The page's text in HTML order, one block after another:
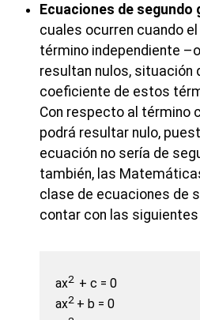
Ecuaciones de
cuales ocurren cuando el
término independiente
resultan nulos, situación
coeficiente de estos
Con respecto al término
podrá resultar nulo,
ecuación no sería de
también, las
clase de ecuaciones de
contar con las
ax2 + c = 0
ax2+ b = 0